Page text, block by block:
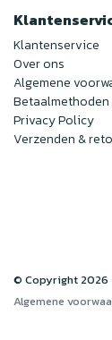
Klantenservice
Over ons
Algemene
Betaalmethoden
Privacy Policy
Verzenden &
© Copyright 2026
Algemene